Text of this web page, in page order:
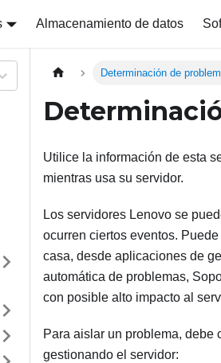
Almacenamiento de datos
Determinación de
Utilice la información de esta
mientras usa su servidor.
Los servidores Lenovo se
ocurren ciertos eventos.
casa, desde aplicaciones de
automática de problemas,
con posible alto impacto al
Para aislar un problema, debe
gestionando el servidor: